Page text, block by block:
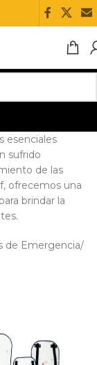
esenciales
sufrido
de las
ofrecemos una
brindar la
de Emergencia/